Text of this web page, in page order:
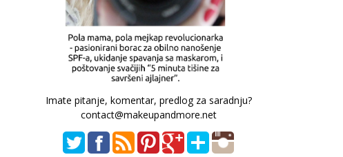
Imate pitanje, komentar, predlog za saradnju?
contact@makeupandmore.net